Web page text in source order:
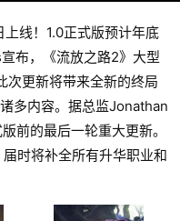
上线！1.0正式版预计年底
布，《流放之路2》大型
次更新将带来全新的终局
多内容。据总监Jonathan
前的最后一轮重大更新。
时将补全所有升华职业和